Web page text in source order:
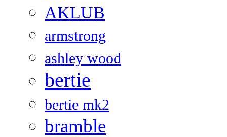
AKLUB
armstrong
ashley wood
bertie
bertie mk2
bramble